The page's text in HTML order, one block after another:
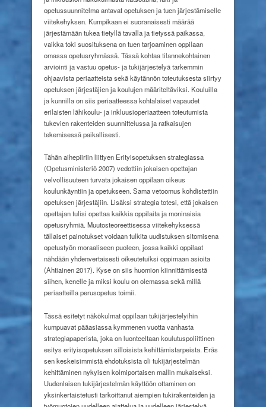
opetussuunnitelma antavat opetuksen ja tuen järjestämiselle
viitekehyksen. Kumpikaan ei suoranaisesti määrää
järjestämään tukea tietyllä tavalla ja tietyssä paikassa,
vaikka toki suosituksena on tuen tarjoaminen oppilaan
omassa opetusryhmässä. Tässä kohtaa tilannekohtainen
arviointi ja vastuu opetus- ja tukijärjestelyä tarkemmin
ohjaavista periaatteista sekä käytännön toteutuksesta siirtyy
opetuksen järjestäjien ja koulujen määriteltäviksi. Kouluilla
ja kunnilla on siis periaatteessa kohtalaiset vapaudet
erilaisten lähikoulu- ja inkluusioperiaatteen toteutumista
tukevien rakenteiden suunnittelussa ja ratkaisujen
tekemisessä paikallisesti.
Tähän aihepiiriin liittyen Erityisopetuksen strategiassa
(Opetusministeriö 2007) vedottiin jokaisen opettajan
velvollisuuteen turvata jokaisen oppilaan oikeus
koulunkäyntiin ja opetukseen. Sama vetoomus kohdistettiin
opetuksen järjestäjiin. Lisäksi strategia totesi, että jokaisen
opettajan tulisi opettaa kaikkia oppilaita ja moninaisia
opetusryhmiä. Muutosteoreettisessa viitekehyksessä
tällaiset painotukset voidaan tulkita uudistuksen sitomisena
opetustyön moraaliseen puoleen, jossa kaikki oppilaat
nähdään yhdenvertaisesti oikeutetuiksi oppimaan asioita
(Ahtiainen 2017). Kyse on siis huomion kiinnittämisestä
siihen, kenelle ja miksi koulu on olemassa sekä millä
periaatteilla perusopetus toimii.
Tässä esitetyt näkökulmat oppilaan tukijärjestelyihin
kumpuavat pääasiassa kymmenen vuotta vanhasta
strategiapaperista, joka on luonteeltaan koulutuspoliittinen
esitys erityisopetuksen silloisista kehittämistarpeista. Eräs
sen keskeisimmistä ehdotuksista oli tukijärjestelmän
kehittäminen nykyisen kolmiportaisen mallin mukaiseksi.
Uudenlaisen tukijärjestelmän käyttöön ottaminen on
yksinkertaistetusti tarkoittanut aiempien tukirakenteiden ja